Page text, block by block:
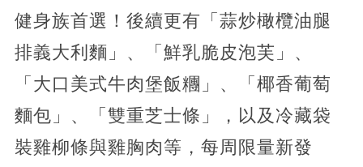
健身族首選！後續更有「蒜炒橄欖油腿
排義大利麵」、「鮮乳脆皮泡芙」、
「大口美式牛肉堡飯糰」、「椰香葡萄
麵包」、「雙重芝士條」，以及冷藏袋
裝雞柳條與雞胸肉等，每周限量新發